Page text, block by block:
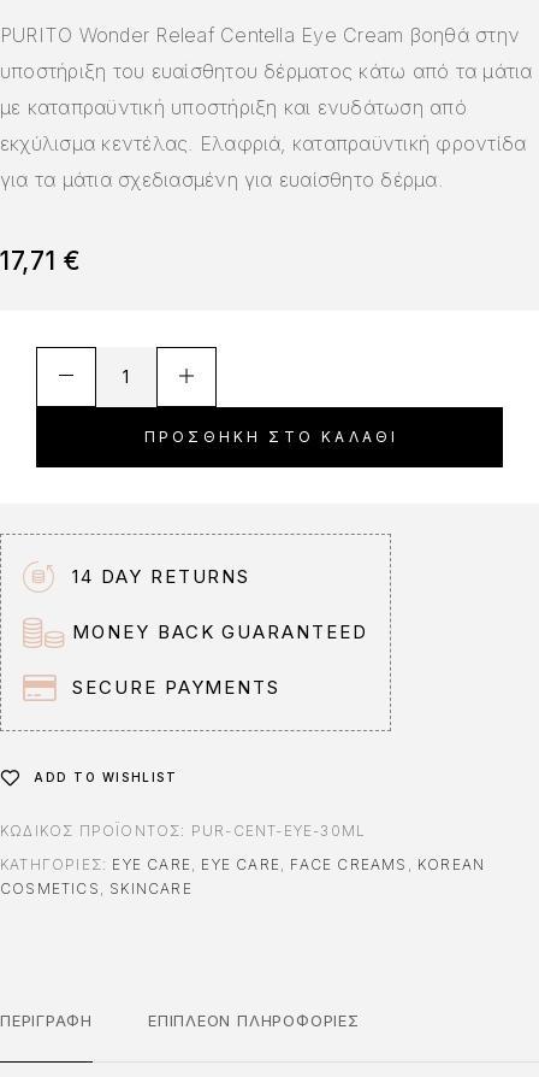
PURITO Wonder Releaf Centella Eye Cream βοηθά στην
υποστήριξη του ευαίσθητου δέρματος κάτω από τα μάτια
με καταπραϋντική υποστήριξη και ενυδάτωση από
εκχύλισμα κεντέλας. Ελαφριά, καταπραϋντική φροντίδα
για τα μάτια σχεδιασμένη για ευαίσθητο δέρμα.
17,71 €
ΠΡΟΣΘΉΚΗ ΣΤΟ ΚΑΛΆΘΙ
a
t
i
v
e
:
14 DAY RETURNS
MONEY BACK GUARANTEED
SECURE PAYMENTS
ADD TO WISHLIST
ΚΩΔΙΚΌΣ ΠΡΟΪΌΝΤΟΣ: PUR-CENT-EYE-30ML
ΚΑΤΗΓΟΡΊΕΣ: EYE CARE, EYE CARE, FACE CREAMS , KOREAN
COSMETICS , SKINCARE
ΠΕΡΙΓΡΑΦΉ ΕΠΙΠΛΈΟΝ ΠΛΗΡΟΦΟΡΊΕΣ